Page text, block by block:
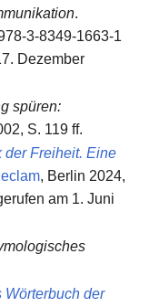
.
3-8349-1663-1
Dezember
spüren:
S. 119 ff.
der Freiheit. Eine
, Berlin 2024,
am 1. Juni
Wörterbuch der